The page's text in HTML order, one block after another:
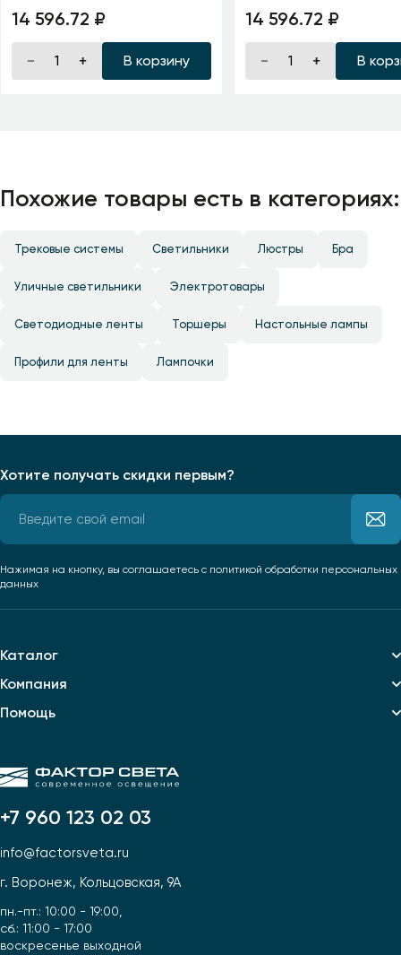
14 596.72 ₽
В корзину
14 596.72 ₽
В
Похожие товары есть в категориях:
Трековые системы Светильники Люстры Бра
Уличные светильники Электротовары
Светодиодные ленты Торшеры Настольные лампы
Профили для ленты Лампочки
+7 960 123 02 03
info@factorsveta.ru
г. Воронеж, Кольцовская, 9А
пн.-пт.: 10:00 - 19:00,
сб.: 11:00 - 17:00
воскресенье выходной
Каталог
Компания
Помощь
Хотите получать скидки первым?
Нажимая на кнопку, вы соглашаетесь с политикой обработки персональных
данных